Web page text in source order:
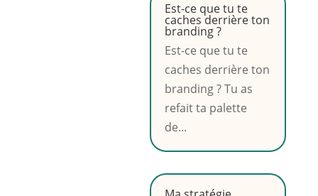
Est-ce que tu te
caches derrière ton
branding ?
Est-ce que tu te
caches derrière ton
branding ? Tu as
refait ta palette
de...